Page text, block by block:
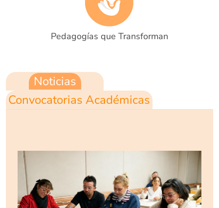
Pedagogías que Transforman
Noticias
Convocatorias Académicas